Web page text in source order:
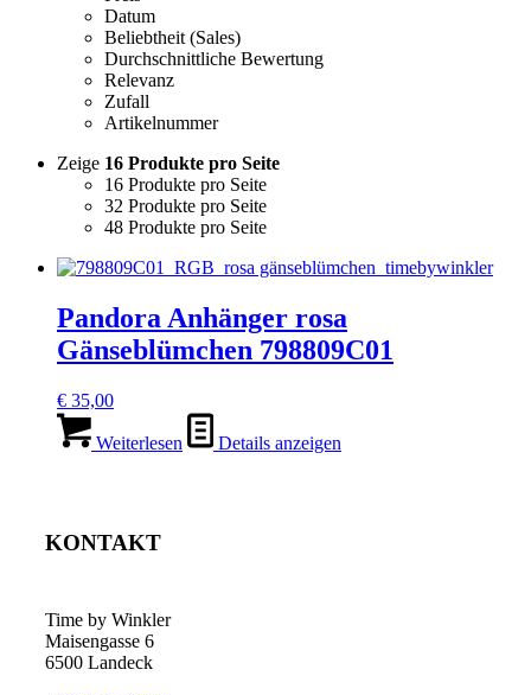
Datum
Beliebtheit (Sales)
Durchschnittliche Bewertung
Relevanz
Zufall
Artikelnummer
Zeige 16 Produkte pro Seite
16 Produkte pro Seite
32 Produkte pro Seite
48 Produkte pro Seite
Pandora Anhänger rosa
Gänseblümchen 798809C01
€ 35,00
Weiterlesen Details anzeigen
KONTAKT
Time by Winkler
Maisengasse 6
6500 Landeck